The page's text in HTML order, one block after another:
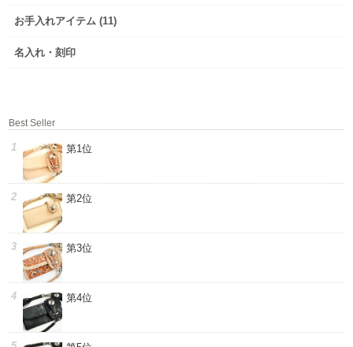
お手入れアイテム (11)
名入れ・刻印
Best Seller
第1位
第2位
第3位
第4位